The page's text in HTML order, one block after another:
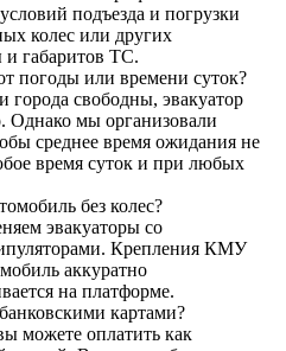
подъезда и погрузки
колес или других
и габаритов ТС.
погоды или времени суток?
города свободны, эвакуатор
Однако мы организовали
среднее время ожидания не
время суток и при любых
без колес?
эвакуаторы со
Крепления КМУ
аккуратно
на платформе.
картами?
можете оплатить как